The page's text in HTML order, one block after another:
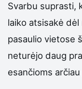
Svarbu suprasti,
laiko atsisakė
pasaulio vietose
neturėjo daug
esančioms